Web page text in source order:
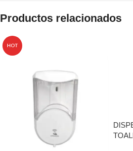
Productos relacionados
HOT